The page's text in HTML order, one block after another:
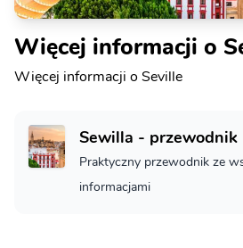
Więcej informacji o
Więcej informacji o Seville
Sewilla - przewodnik
Praktyczny przewodnik ze
informacjami